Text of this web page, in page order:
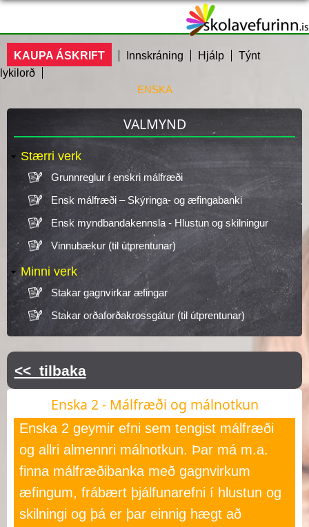
main
content
KAUPA ÁSKRIFT Innskráning Hjálp
Týnt
lykilorð
ÞÚ ERT HÉR
ENSKA
VALMYND
Stærri verk
Grunnreglur í enskri málfræði
Ensk málfræði – Skýringa- og æfingabanki
Ensk myndbandakennsla - Hlustun og skilningur
Vinnubækur (til útprentunar)
Minni verk
Stakar gagnvirkar æfingar
Stakar orðaforðakrossgátur (til útprentunar)
<< tilbaka
Enska 2 - Málfræði og málnotkun
Enska 2 geymir efni sem tengist málfræði
og allri almennri málnotkun. Þar má m.a.
finna málfræðibanka með gagnvirkum
æfingum, frábært þjálfunarefni í hlustun og
skilningi og þá er þar einnig hægt að